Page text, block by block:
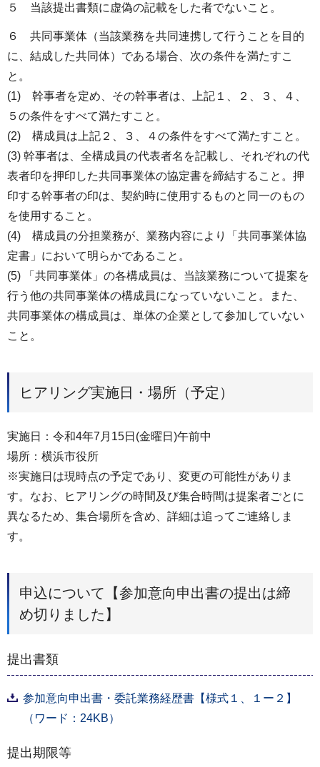
５ 当該提出書類に虚偽の記載をした者でないこと。
６ 共同事業体（当該業務を共同連携して行うことを目的
に、結成した共同体）である場合、次の条件を満たすこ
と。
(1) 幹事者を定め、その幹事者は、上記１、２、３、４、
５の条件をすべて満たすこと。
(2) 構成員は上記２、３、４の条件をすべて満たすこと。
(3) 幹事者は、全構成員の代表者名を記載し、それぞれの代
表者印を押印した共同事業体の協定書を締結すること。押
印する幹事者の印は、契約時に使用するものと同一のもの
を使用すること。
(4) 構成員の分担業務が、業務内容により「共同事業体協
定書」において明らかであること。
(5) 「共同事業体」の各構成員は、当該業務について提案を
行う他の共同事業体の構成員になっていないこと。また、
共同事業体の構成員は、単体の企業として参加していない
こと。
ヒアリング実施日・場所（予定）
実施日：令和4年7月15日(金曜日)午前中
場所：横浜市役所
※実施日は現時点の予定であり、変更の可能性がありま
す。なお、ヒアリングの時間及び集合時間は提案者ごとに
異なるため、集合場所を含め、詳細は追ってご連絡しま
す。
申込について【参加意向申出書の提出は締
め切りました】
提出書類
参加意向申出書・委託業務経歴書【様式１、１ー２】
（ワード：24KB）
提出期限等